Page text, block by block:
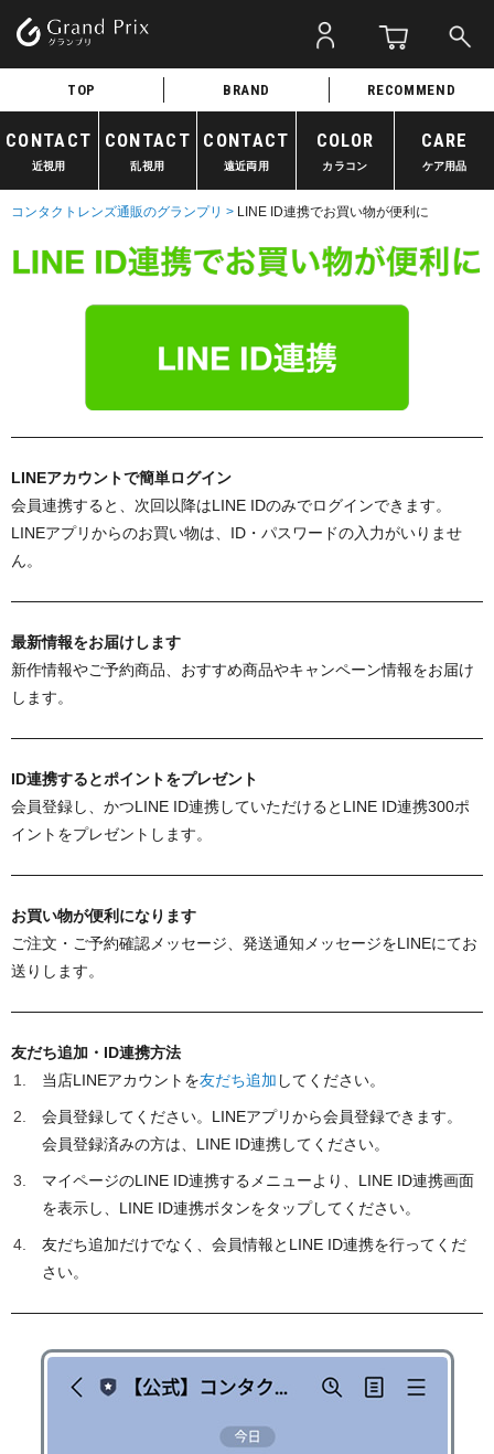
TOP BRAND RECOMMEND
CONTACT
近視用
CONTACT
乱視用
CONTACT
遠近両用
COLOR
カラコン
CARE
ケア用品
コンタクトレンズ通販のグランプリ > LINE ID連携でお買い物が便利に
LINEアカウントで簡単ログイン
会員連携すると、次回以降はLINE IDのみでログインできます。
LINEアプリからのお買い物は、ID・パスワードの入力がいりませ
ん。
最新情報をお届けします
新作情報やご予約商品、おすすめ商品やキャンペーン情報をお届け
します。
ID連携するとポイントをプレゼント
会員登録し、かつLINE ID連携していただけるとLINE ID連携300ポ
イントをプレゼントします。
お買い物が便利になります
ご注文・ご予約確認メッセージ、発送通知メッセージをLINEにてお
送りします。
友だち追加・ID連携方法
当店LINEアカウントを友だち追加 してください。
会員登録してください。LINEアプリから会員登録できます。
会員登録済みの方は、LINE ID連携してください。
マイページのLINE ID連携するメニューより、LINE ID連携画面
を表示し、LINE ID連携ボタンをタップしてください。
友だち追加だけでなく、会員情報とLINE ID連携を行ってくだ
さい。